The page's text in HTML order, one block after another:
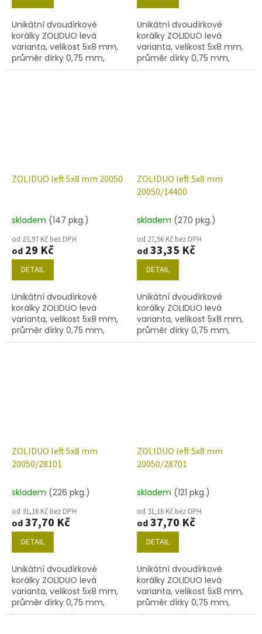
Unikátní dvoudírkové
korálky ZOLIDUO levá
varianta, velikost 5x8 mm,
průměr dírky 0,75 mm,
obsah balení 20 ks nebo
Unikátní dvoudírkové
korálky ZOLIDUO levá
varianta, velikost 5x8 mm,
průměr dírky 0,75 mm,
obsah balení 20 ks nebo
ZOLIDUO left 5x8 mm 20050
skladem (147 pkg.)
od 23,97 Kč bez DPH
od 29 Kč
DETAIL
Unikátní dvoudírkové
korálky ZOLIDUO levá
varianta, velikost 5x8 mm,
průměr dírky 0,75 mm,
obsah balení 20 ks nebo
ZOLIDUO left 5x8 mm
20050/14400
skladem (270 pkg.)
od 27,56 Kč bez DPH
od33,35 Kč
DETAIL
Unikátní dvoudírkové
korálky ZOLIDUO levá
varianta, velikost 5x8 mm,
průměr dírky 0,75 mm,
obsah balení 20 ks nebo
ZOLIDUO left 5x8 mm
20050/28101
skladem (226 pkg.)
od 31,16 Kč bez DPH
od37,70 Kč
DETAIL
Unikátní dvoudírkové
korálky ZOLIDUO levá
varianta, velikost 5x8 mm,
průměr dírky 0,75 mm,
obsah balení 20 ks nebo
ZOLIDUO left 5x8 mm
20050/28701
skladem (121 pkg.)
od 31,16 Kč bez DPH
od37,70 Kč
DETAIL
Unikátní dvoudírkové
korálky ZOLIDUO levá
varianta, velikost 5x8 mm,
průměr dírky 0,75 mm,
obsah balení 20 ks nebo